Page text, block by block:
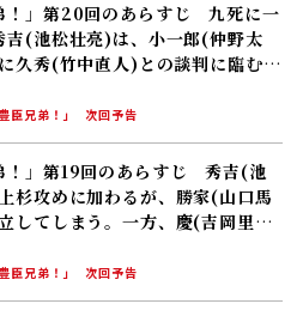
！」第20回のあらすじ 九死に一
吉(池松壮亮)は、小一郎(仲野太
久秀(竹中直人)との談判に臨む
臣兄弟！」
次回予告
！」第19回のあらすじ 秀吉(池
杉攻めに加わるが、勝家(山口馬
してしまう。一方、慶(吉岡里帆)
と内通しているという疑いがか
臣兄弟！」
次回予告